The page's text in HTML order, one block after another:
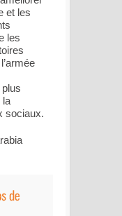
et les
les
la
sociaux.